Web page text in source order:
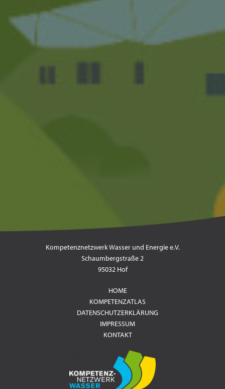
Kompetenznetzwerk Wasser und Energie e.V.
Schaumbergstraße 2
95032 Hof
HOME
KOMPETENZATLAS
DATENSCHUTZERKLÄRUNG
IMPRESSUM
KONTAKT